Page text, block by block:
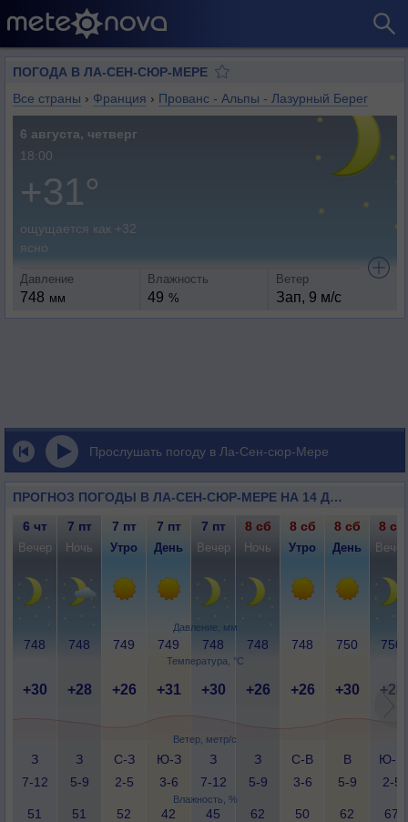
ПОГОДА В ЛА-СЕН-СЮР-МЕРЕ
Все страны › Франция › Прованс - Альпы - Лазурный Берег
6 августа, четверг
18:00
+31°
ощущается как +32
ясно
Давление
748 мм
Влажность
49 %
Ветер
Зап, 9 м/с
Прослушать погоду в Ла-Сен-сюр-Мере
ПРОГНОЗ ПОГОДЫ В ЛА-СЕН-СЮР-МЕРЕ НА 14 ДНЕЙ
Давление, мм
Температура, °C
Ветер, метр/с
Влажность, %
6 чт 7 пт 7 пт 7 пт 7 пт 8 сб 8 сб 8 сб 8 сб
Вечер Ночь Утро День Вечер Ночь Утро День Вечер
748 748 749 749 748 748 748 750 750
+30 +28 +26 +31 +30 +26 +26 +30 +28
З
7-12
З
5-9
С-З
2-5
Ю-З
3-6
З
7-12
З
5-9
С-В
3-6
В
5-9
Ю-В
2-5
51 51 52 42 45 62 50 62 67